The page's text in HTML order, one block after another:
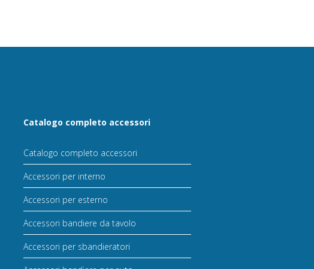
Catalogo completo accessori
Catalogo completo accessori
Accessori per interno
Accessori per esterno
Accessori bandiere da tavolo
Accessori per sbandieratori